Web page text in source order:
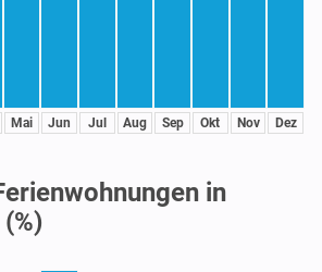
Mai Jun Jul Aug Sep Okt Nov Dez
in